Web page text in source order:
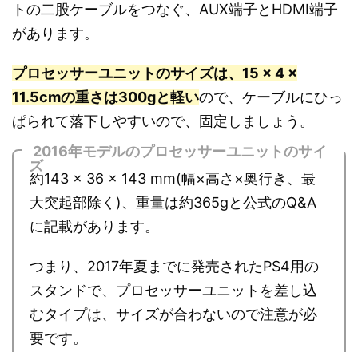
トの二股ケーブルをつなぐ、AUX端子とHDMI端子
があります。
プロセッサーユニットのサイズは、15 × 4 ×
11.5cmの重さは300gと軽いので、ケーブルにひっ
ぱられて落下しやすいので、固定しましょう。
2016年モデルのプロセッサーユニットのサイ
ズ
約143 × 36 × 143 mm(幅×高さ×奥行き、最
大突起部除く)、重量は約365gと公式のQ&A
に記載があります。
つまり、2017年夏までに発売されたPS4用の
スタンドで、プロセッサーユニットを差し込
むタイプは、サイズが合わないので注意が必
要です。